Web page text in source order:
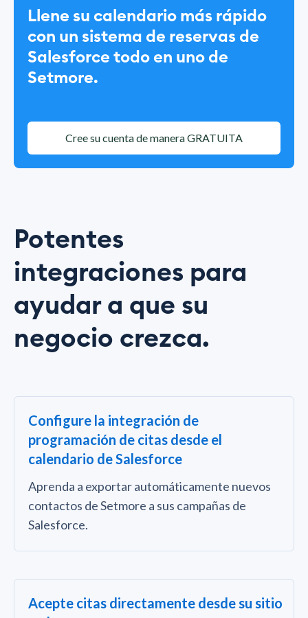
Llene su calendario más rápido
con un sistema de reservas de
Salesforce todo en uno de
Setmore.
Cree su cuenta de manera GRATUITA
Potentes
integraciones para
ayudar a que su
negocio crezca.
Configure la integración de
programación de citas desde el
calendario de Salesforce
Aprenda a exportar automáticamente nuevos
contactos de Setmore a sus campañas de
Salesforce.
Acepte citas directamente desde su sitio